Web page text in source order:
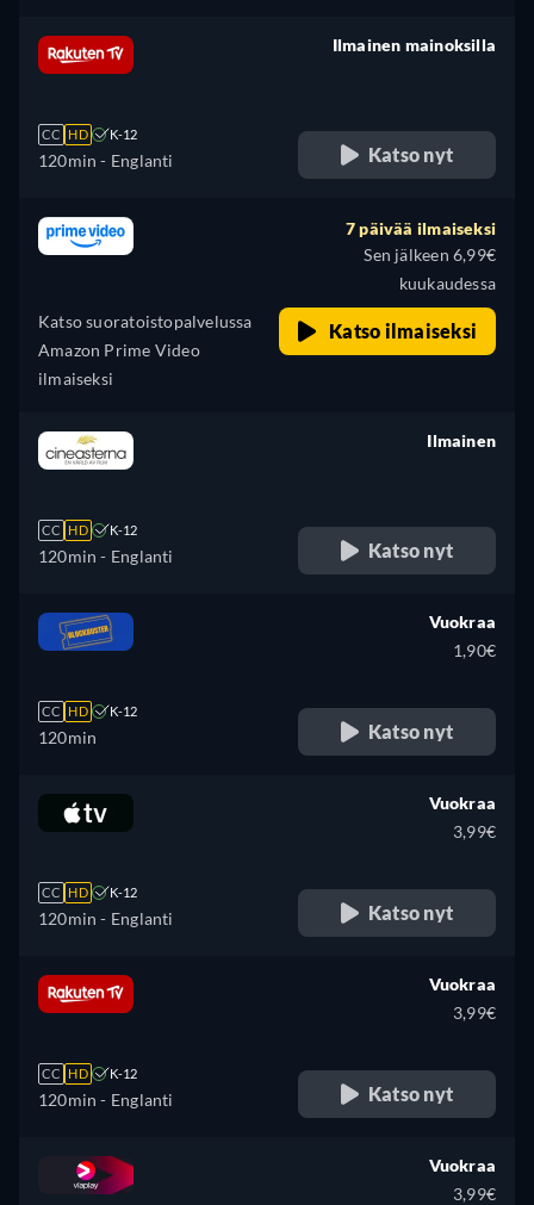
CC HD K-12
120min - Englanti
Ilmainen mainoksilla
Katso nyt
Katso suoratoistopalvelussa
Amazon Prime Video
ilmaiseksi
7 päivää ilmaiseksi
Sen jälkeen 6,99€
kuukaudessa
Katso ilmaiseksi
CC HD K-12
120min - Englanti
Ilmainen
Katso nyt
CC HD K-12
120min
Vuokraa
1,90€
Katso nyt
CC HD K-12
120min - Englanti
Vuokraa
3,99€
Katso nyt
CC HD K-12
120min - Englanti
Vuokraa
3,99€
Katso nyt
Vuokraa
3,99€